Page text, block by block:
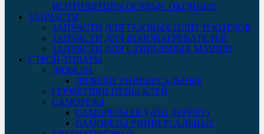
ВЕНТИЛЯТОРЫ ОСЕВЫЕ ОКОННЫЕ
ЗАПЧАСТИ
ЗАПЧАСТИ ДЛЯ ГАЗОВЫХ ПЛИТ И КОТЛОВ
ЗАПЧАСТИ ДЛЯ ВОДОНАГРЕВАТЕЛЕЙ
ЗАПЧАСТИ ДЛЯ СТИРАЛЬНЫХ МАШИН
СТРОЙ-ТОВАРЫ
ДЮБЕЛИ
ДЮБЕЛИ УНИВЕРСАЛЬНЫЕ
ГЕРМЕТИКИ ПЕНЫ КЛЕЙ
САМОРЕЗЫ
САМОРЕЗЫ ГКД (ПО ДЕРЕВУ)
САМОРЕЗЫ УНИВЕРСАЛЬНЫЕ